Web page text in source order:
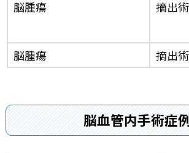
脳腫瘍 摘出術
脳腫瘍 摘出術
脳血管内手術症例